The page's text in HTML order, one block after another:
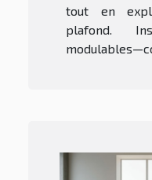
tout en
plafond.